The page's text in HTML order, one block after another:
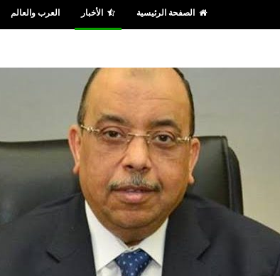
الصفحة الرئيسية الأخبار العرب والعالم